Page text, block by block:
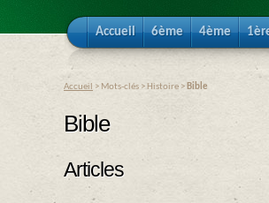
Accueil 6ème 4ème
Accueil > Mots-clés > Histoire > Bible
Bible
Articles